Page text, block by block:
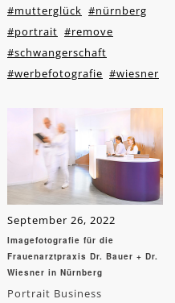
#mutterglück #nürnberg
#portrait #remove
#schwangerschaft
#werbefotografie #wiesner
September 26, 2022
Imagefotografie für die
Frauenarztpraxis Dr. Bauer + Dr.
Wiesner in Nürnberg
Portrait Business